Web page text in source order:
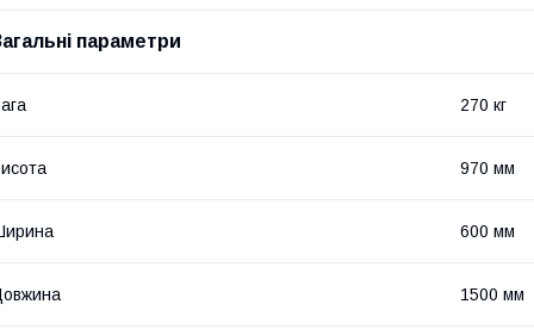
параметри
270 кг
970 мм
600 мм
1500 мм